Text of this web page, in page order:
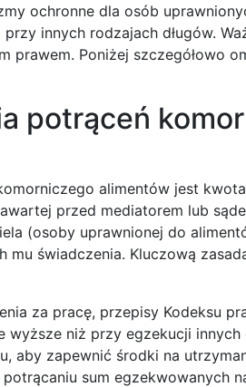
ochronne dla osób
innych rodzajach długów.
prawem. Poniżej szczegółowo
potrąceń
alimentów jest
przed mediatorem lub
(osoby uprawnionej do
mu świadczenia. Kluczową
za pracę, przepisy Kodeksu
wyższe niż przy egzekucji
aby zapewnić środki na
sum egzekwowanych